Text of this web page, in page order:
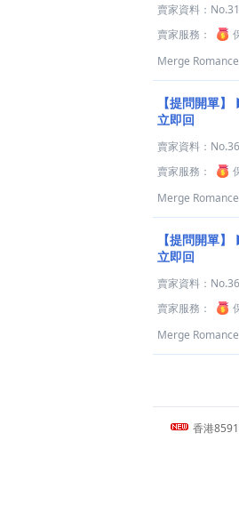
賣家資料：
賣家服務：
Merge Romance
【提問開單】
立即回
賣家資料：
賣家服務：
Merge Romance
【提問開單】
立即回
賣家資料：
賣家服務：
Merge Romance
香港